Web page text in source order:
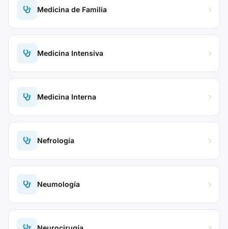
Medicina de Familia
Medicina Intensiva
Medicina Interna
Nefrología
Neumología